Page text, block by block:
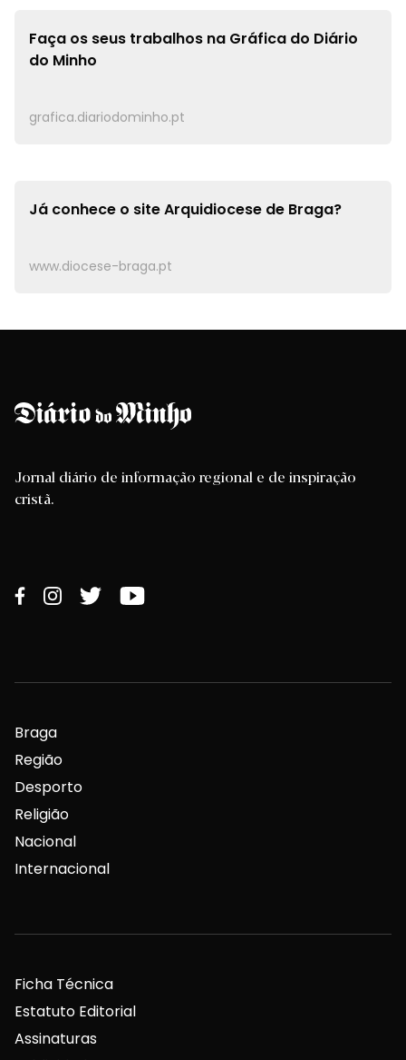
Faça os seus trabalhos na Gráfica do Diário
do Minho
grafica.diariodominho.pt
Já conhece o siteArquidiocese de Braga?
www.diocese-braga.pt
Jornal diário de informação regional e de inspiração
cristã.
Braga
Região
Desporto
Religião
Nacional
Internacional
Ficha Técnica
Estatuto Editorial
Assinaturas